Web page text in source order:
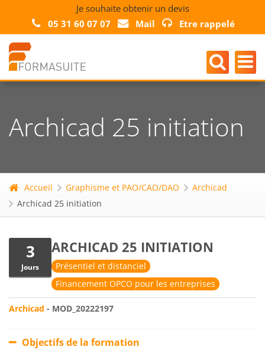
Je souhaite obtenir un devis
05 31 60 07 07
Mail Etre rappelé
Archicad 25 initiation
Accueil Graphisme et PAO/CAO/DAO
Archicad
Archicad 25 initiation
3
Jours
ARCHICAD 25 INITIATION
Présentiel et distanciel
Financement OPCO pour les entreprises
Archicad - MOD_20222197
Objectifs de la formation